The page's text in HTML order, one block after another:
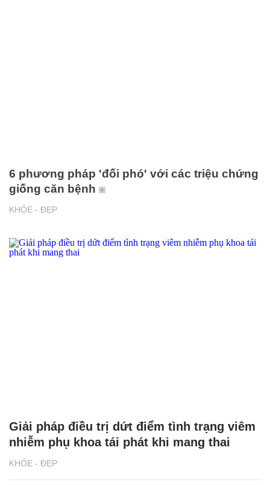
KHỎE - ĐẸP
6 phương pháp 'đối phó' với các triệu chứng
giống căn bệnh
KHỎE - ĐẸP
Giải pháp điều trị dứt điểm tình trạng viêm
nhiễm phụ khoa tái phát khi mang thai